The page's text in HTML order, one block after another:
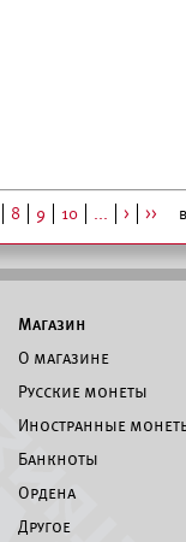
8 9 10 ... > >>
Магазин
О магазине
Русские монеты
Иностранные
Банкноты
Ордена
Другое